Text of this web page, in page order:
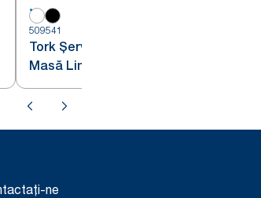
509541
Tork Șervețele de
Masă LinStyle® Cocktail Alb
ne